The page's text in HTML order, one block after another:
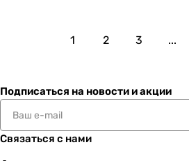
1 2 3 ...
Подписаться на новости и акции
Связаться с нами